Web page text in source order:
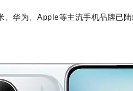
华为、Apple等主流手机品牌已陆